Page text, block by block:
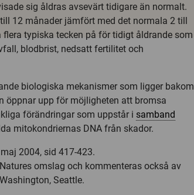
sig åldras avsevärt tidigare än normalt.
12 månader jämfört med det normala 2 till
flera typiska tecken på för tidigt åldrande som
blodbrist, nedsatt fertilitet och
biologiska mekanismer som ligger bakom
öppnar upp för möjligheten att bromsa
förändringar som uppstår i samband
mitokondriernas DNA från skador.
2004, sid 417-423.
omslag och kommenteras också av
Seattle.